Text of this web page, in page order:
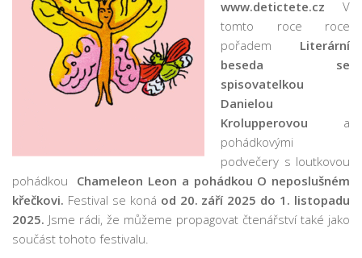
Pobočka Malý Rohozec
Pobočka Turnov II
Pobočka Mašov
Půjčovní doba
Základní služby
Půjčování e-knih a čteček e-knih
Portál KNIHA Z KNIHOVNY
Kultura a vzdělávání
www.detictete.cz V
tomto roce roce
pořadem Literární
beseda se
spisovatelkou
Danielou
Krolupperovou a
pohádkovými
podvečery s loutkovou
pohádkou Chameleon Leon a pohádkou O neposlušném
křečkovi. Festival se koná od 20. září 2025 do 1. listopadu
2025. Jsme rádi, že můžeme propagovat čtenářství také jako
součást tohoto festivalu.